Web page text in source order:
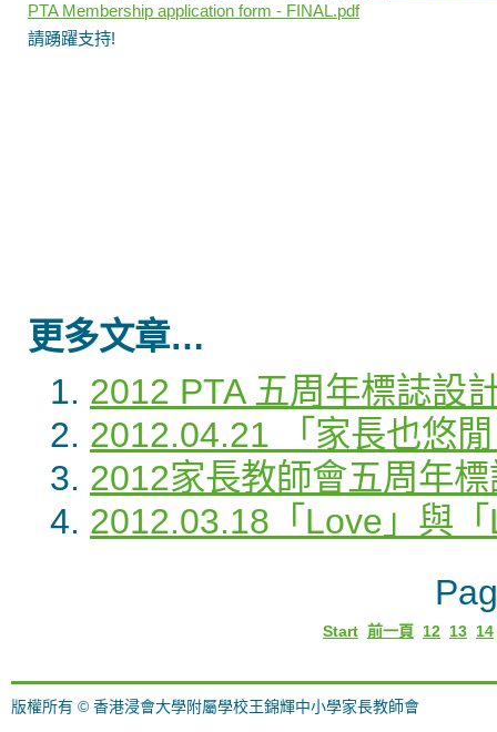
PTA Membership application form - FINAL.pdf
請踴躍支持!
更多文章…
2012 PTA 五周年標誌設
2012.04.21 「家長也悠
2012家長教師會五周年
2012.03.18「Love」與
Start 前一頁 12 13 14
版權所有 © 香港浸會大學附屬學校王錦輝中小學家長教師會